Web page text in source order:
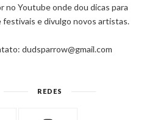
no Youtube onde dou dicas para
festivais e divulgo novos artistas.
dudsparrow@gmail.com
REDES